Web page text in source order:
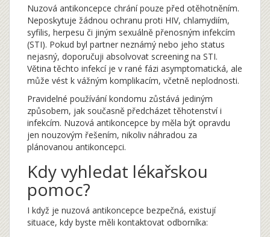
Nuzová antikoncepce chrání pouze před otěhotněním.
Neposkytuje žádnou ochranu proti HIV, chlamydiím,
syfilis, herpesu či jiným sexuálně přenosným infekcím
(STI). Pokud byl partner neznámý nebo jeho status
nejasný, doporučuji absolvovat screening na STI.
Větina těchto infekcí je v rané fázi asymptomatická, ale
může vést k vážným komplikacím, včetně neplodnosti.
Pravidelné používání kondomu zůstává jediným
způsobem, jak současně předcházet těhotenství i
infekcím. Nuzová antikoncepce by měla být opravdu
jen nouzovým řešením, nikoliv náhradou za
plánovanou antikoncepci.
Kdy vyhledat lékařskou
pomoc?
I když je nuzová antikoncepce bezpečná, existují
situace, kdy byste měli kontaktovat odborníka: